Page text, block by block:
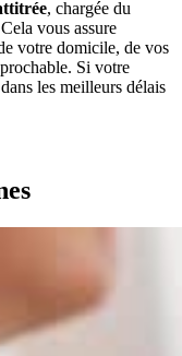
, chargée du
vous assure
votre domicile, de vos
Si votre
dans les meilleurs délais